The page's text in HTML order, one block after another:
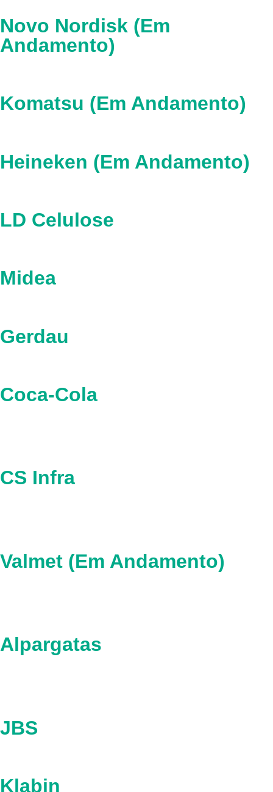
Novo Nordisk (Em
Andamento)
Komatsu (Em Andamento)
Heineken (Em Andamento)
LD Celulose
Midea
Gerdau
Coca-Cola
CS Infra
Valmet (Em Andamento)
Alpargatas
JBS
Klabin